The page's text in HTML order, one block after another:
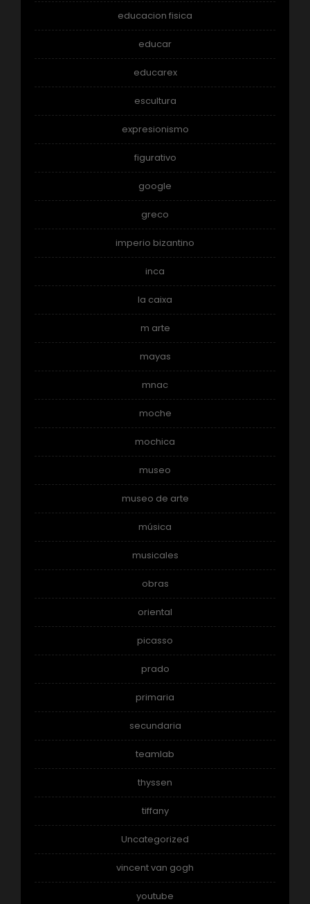
educacion fisica
educar
educarex
escultura
expresionismo
figurativo
google
greco
imperio bizantino
inca
la caixa
m arte
mayas
mnac
moche
mochica
museo
museo de arte
música
musicales
obras
oriental
picasso
prado
primaria
secundaria
teamlab
thyssen
tiffany
Uncategorized
vincent van gogh
youtube